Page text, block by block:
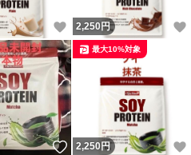
いいね！
2,250 円
いいね！
2,250 円
最大10%対象